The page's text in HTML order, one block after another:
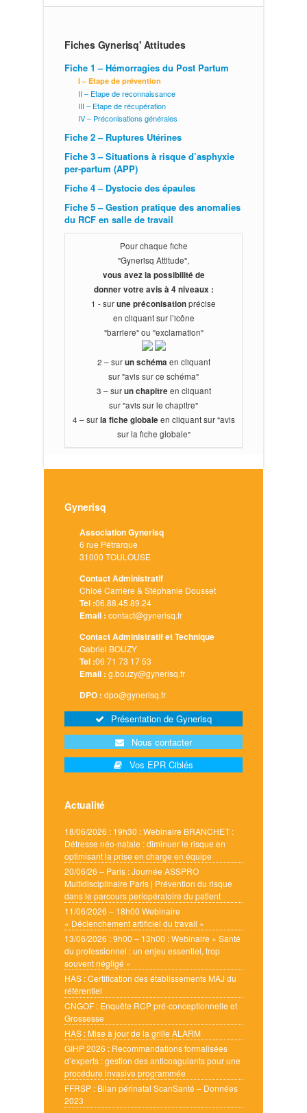
Fiches Gynerisq' Attitudes
Fiche 1 – Hémorragies du Post Partum
I – Etape de prévention
II – Etape de reconnaissance
III – Etape de récupération
IV – Préconisations générales
Fiche 2 – Ruptures Utérines
Fiche 3 – Situations à risque d’asphyxie
per-partum (APP)
Fiche 4 – Dystocie des épaules
Fiche 5 – Gestion pratique des anomalies
du RCF en salle de travail
Pour chaque fiche
"Gynerisq Attitude",
vous avez la possibilité de
donner votre avis à 4 niveaux :
1 - surune préconisationprécise
en cliquant sur l’icône
"barriere" ou "exclamation"
2 – surun schéma en cliquant
sur "avis sur ce schéma"
3 – surun chapitre en cliquant
sur "avis sur le chapitre"
4 – surla fiche globale en cliquant sur "avis
sur la fiche globale"
Gynerisq
Association Gynerisq
6 rue Pétrarque
31000 TOULOUSE
Contact Administratif
Chloé Carrière & Stéphanie Dousset
Tel :06.88.45.89.24
Email : contact@gynerisq.fr
Contact Administratif et Technique
Gabriel BOUZY
Tel :06 71 73 17 53
Email : g.bouzy@gynerisq.fr
DPO : dpo@gynerisq.fr
Présentation de Gynerisq
Nous contacter
Vos EPR Ciblés
Actualité
18/06/2026 : 19h30 : Webinaire BRANCHET :
Détresse néo-natale : diminuer le risque en
optimisant la prise en charge en équipe
20/06/26 – Paris : Journée ASSPRO
Multidisciplinaire Paris | Prévention du risque
dans le parcours periopératoire du patient
11/06/2026 – 18h00 Webinaire
« Déclenchement artificiel du travail »
13/06/2026 : 9h00 – 13h00 : Webinaire « Santé
du professionnel : un enjeu essentiel, trop
souvent négligé »
HAS : Certification des établissements MAJ du
référentiel
CNGOF : Enquête RCP pré-conceptionnelle et
Grossesse
HAS : Mise à jour de la grille ALARM
GIHP 2026 : Recommandations formalisées
d’experts : gestion des anticoagulants pour une
procédure invasive programmée
FFRSP : Bilan périnatal ScanSanté – Données
2023